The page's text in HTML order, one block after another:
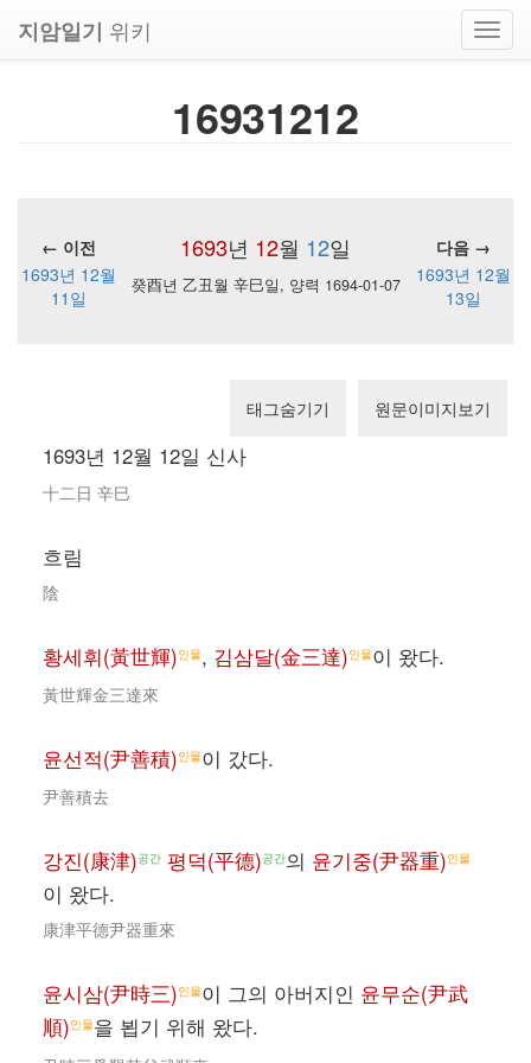
지암일기 위키
16931212
1693년 12월 12일
← 이전
다음 →
1693년 12월
11일
癸酉년 乙丑월 辛巳일, 양력 1694-01-07
1693년 12월
13일
태그숨기기 원문이미지보기
1693년 12월 12일 신사
十二日 辛巳
흐림
陰
황세휘(黃世輝)인물, 김삼달(金三達)인물이 왔다.
黃世輝金三達來
윤선적(尹善積)인물이 갔다.
尹善積去
강진(康津)공간 평덕(平德)공간의 윤기중(尹器重)인물
이 왔다.
康津平德尹器重來
윤시삼(尹時三)인물이 그의 아버지인 윤무순(尹武
順)인물을 뵙기 위해 왔다.